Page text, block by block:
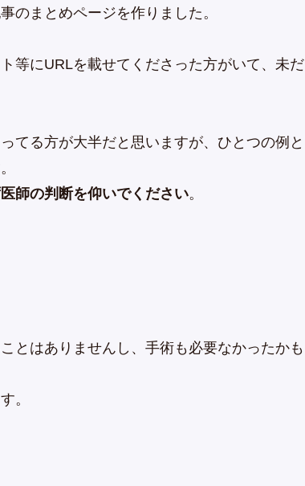
のまとめページを作りました。
等にURLを載せてくださった方がいて、未だ
てる方が大半だと思いますが、ひとつの例と
師の判断を仰いでください。
とはありませんし、手術も必要なかったかも
。